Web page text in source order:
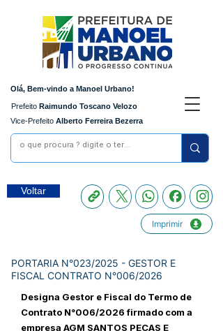
Olá, Bem-vindo a Manoel Urbano!
Prefeito Raimundo Toscano Velozo
Vice-Prefeito Alberto Ferreira Bezerra
Voltar
Imprimir
PORTARIA N°023/2025 - GESTOR E
FISCAL CONTRATO N°006/2026
Designa Gestor e Fiscal do Termo de
Contrato N°006/2026 firmado com a
empresa AGM SANTOS PEÇAS E